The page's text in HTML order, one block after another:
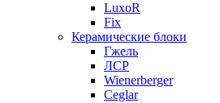
LuxoR
Fix
Керамические блоки
Гжель
ЛСР
Wienerberger
Ceglar